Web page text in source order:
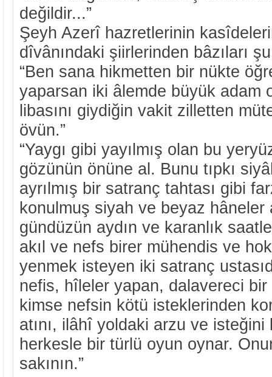
değildir...”
Şeyh Azerî hazretlerinin
dîvânındaki şiirlerinden bâzıları
“Ben sana hikmetten bir nükte
yaparsan iki âlemde büyük adam
libasını giydiğin vakit zilletten
övün.”
“Yaygı gibi yayılmış olan bu
gözünün önüne al. Bunu tıpkı
ayrılmış bir satranç tahtası gibi
konulmuş siyah ve beyaz hâneler
gündüzün aydın ve karanlık
akıl ve nefs birer mühendis ve
yenmek isteyen iki satranç
nefis, hîleler yapan, dalavereci
kimse nefsin kötü isteklerinden
atını, ilâhî yoldaki arzu ve
herkesle bir türlü oyun oynar.
sakının.”